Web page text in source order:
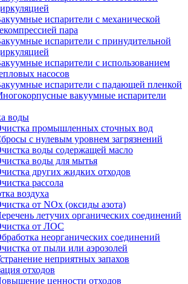
испарители с механической
пара
испарители с принудительной
испарители с использованием
насосов
испарители с падающей пленкой
вакуумные испарители
воды
промышленных сточных вод
с нулевым уровнем загрязнений
воды содержащей масло
воды для мытья
других жидких отходов
рассола
воздуха
от NOx (оксиды азота)
летучих органических соединений
от ЛОС
неорганических соединений
от пыли или аэрозолей
неприятных запахов
отходов
ценности отходов